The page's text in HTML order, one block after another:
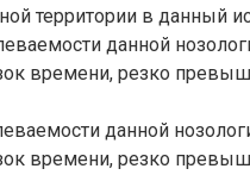
территории в данный
данной
времени, резко
данной
времени, резко